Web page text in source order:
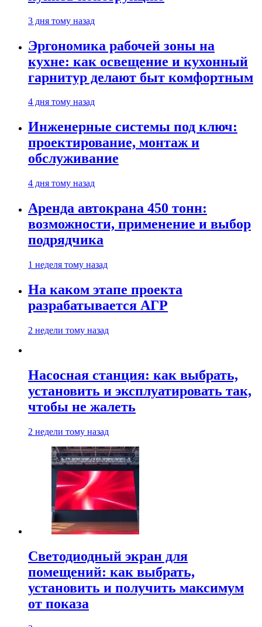
3 дня тому назад
Эргономика рабочей зоны на
кухне: как освещение и кухонный
гарнитур делают быт комфортным
4 дня тому назад
Инженерные системы под ключ:
проектирование, монтаж и
обслуживание
4 дня тому назад
Аренда автокрана 450 тонн:
возможности, применение и выбор
подрядчика
1 неделя тому назад
На каком этапе проекта
разрабатывается АГР
2 недели тому назад
Насосная станция: как выбрать,
установить и эксплуатировать так,
чтобы не жалеть
2 недели тому назад
Светодиодный экран для
помещений: как выбрать,
установить и получить максимум
от показа